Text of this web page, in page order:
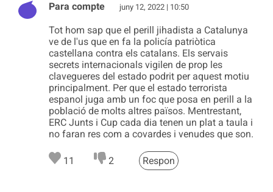
Para compte juny 12, 2022 | 10:50
Tot hom sap que el perill jihadista a Catalunya
ve de l'us que en fa la policía patriòtica
castellana contra els catalans. Els servais
secrets internacionals vigilen de prop les
clavegueres del estado podrit per aquest motiu
principalment. Per que el estado terrorista
espanol juga amb un foc que posa en perill a la
població de molts altres països. Mentrestant,
ERC Junts i Cup cada dia tenen un plat a taula i
no faran res com a covardes i venudes que son.
11 2 Respon